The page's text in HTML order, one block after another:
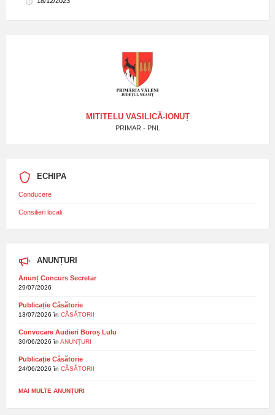
MITITELU VASILICĂ-IONUȚ
PRIMAR - PNL
ECHIPA
Conducere
Consilieri locali
ANUNȚURI
Anunț Concurs Secretar
29/07/2026
Publicație Căsătorie
13/07/2026 în CĂSĂTORII
Convocare Audieri Boroș Lulu
30/06/2026 în ANUNȚURI
Publicație Căsătorie
24/06/2026 în CĂSĂTORII
MAI MULTE ANUNȚURI